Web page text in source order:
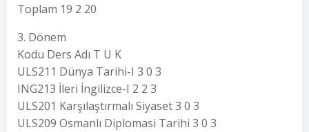
Toplam 19 2 20
3. Dönem
Kodu Ders Adı T U K
ULS211 Dünya Tarihi-I 3 0 3
ING213 İleri İngilizce-I 2 2 3
ULS201 Karşılaştırmalı Siyaset 3 0 3
ULS209 Osmanlı Diplomasi Tarihi 3 0 3